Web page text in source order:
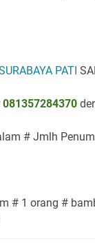
PATI
081357284370
# Jmlh
# 1 orang #